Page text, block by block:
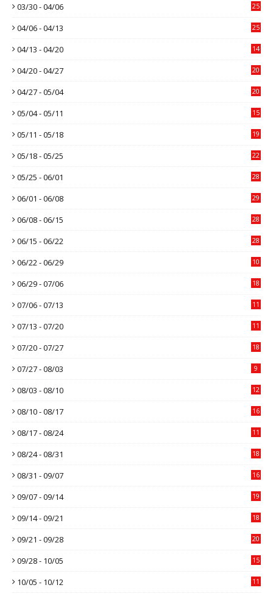
03/30 - 04/06 25
04/06 - 04/13 25
04/13 - 04/20 14
04/20 - 04/27 20
04/27 - 05/04 20
05/04 - 05/11 15
05/11 - 05/18 19
05/18 - 05/25 22
05/25 - 06/01 28
06/01 - 06/08 29
06/08 - 06/15 28
06/15 - 06/22 28
06/22 - 06/29 10
06/29 - 07/06 18
07/06 - 07/13 11
07/13 - 07/20 11
07/20 - 07/27 18
07/27 - 08/03 9
08/03 - 08/10 12
08/10 - 08/17 16
08/17 - 08/24 11
08/24 - 08/31 18
08/31 - 09/07 16
09/07 - 09/14 19
09/14 - 09/21 18
09/21 - 09/28 20
09/28 - 10/05 15
10/05 - 10/12 11